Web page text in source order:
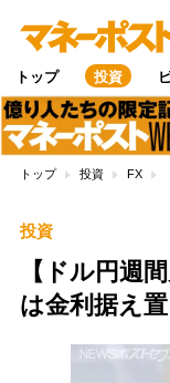
トップ 投資
トップ 投資 FX
投資
【ドル円週
は金利据え